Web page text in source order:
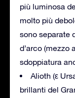
più luminosa
molto più
sono separate
d’arco (mezzo
sdoppiatura
Alioth (ε
brillanti del